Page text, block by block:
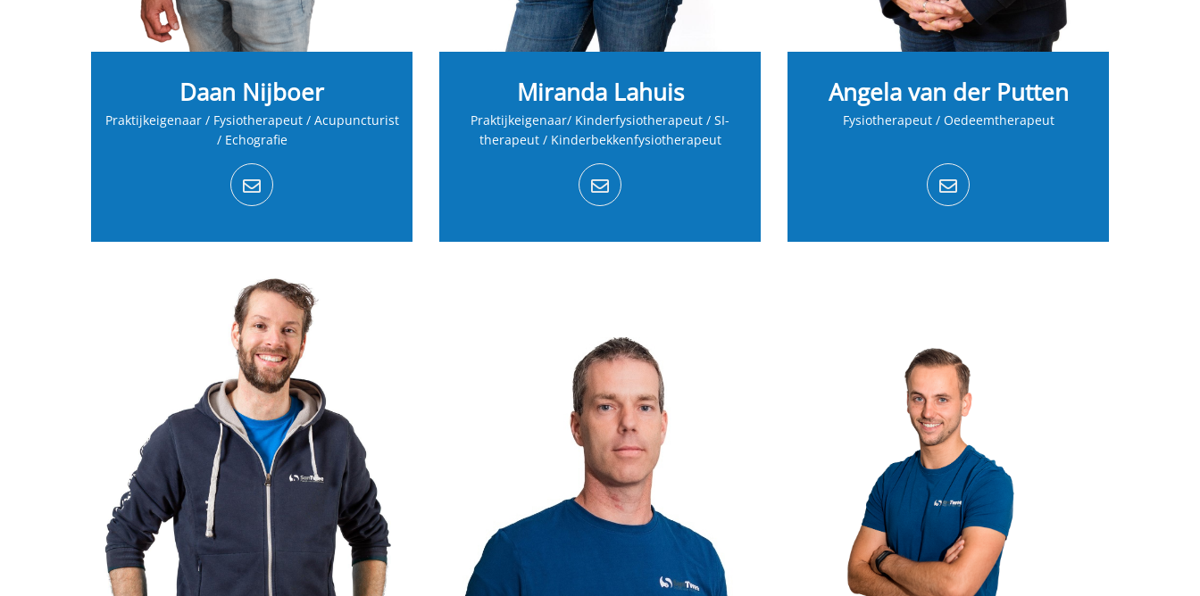
Daan Nijboer
Praktijkeigenaar / Fysiotherapeut / Acupuncturist
/ Echografie
Miranda Lahuis
Praktijkeigenaar/ Kinderfysiotherapeut / SI-
therapeut / Kinderbekkenfysiotherapeut
Angela van der Putten
Fysiotherapeut / Oedeemtherapeut